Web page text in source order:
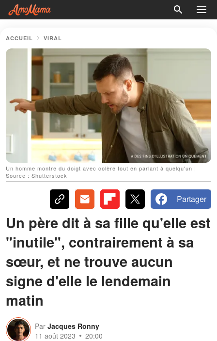
ACCUEIL VIRAL
Un homme montre du doigt avec colère tout en parlant à quelqu'un |
Source : Shutterstock
Partager
Un père dit à sa fille qu'elle est
"inutile", contrairement à sa
sœur, et ne trouve aucun
signe d'elle le lendemain
matin
Par Jacques Ronny
11 août 2023
20:00